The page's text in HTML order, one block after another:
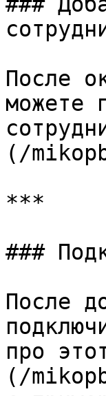
После
можете
(/
***
###
После
про
(/